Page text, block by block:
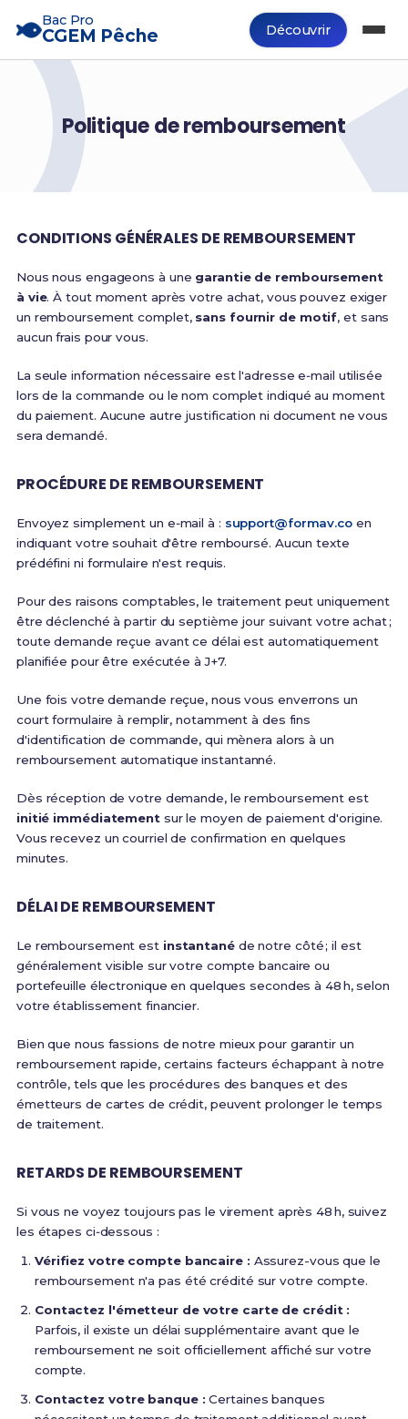
Bac Pro
CGEM Pêche Découvrir
Politique de remboursement
CONDITIONS GÉNÉRALES DE REMBOURSEMENT
Nous nous engageons à une garantie de remboursement
à vie. À tout moment après votre achat, vous pouvez exiger
un remboursement complet, sans fournir de motif, et sans
aucun frais pour vous.
La seule information nécessaire est l'adresse e‑mail utilisée
lors de la commande ou le nom complet indiqué au moment
du paiement. Aucune autre justification ni document ne vous
sera demandé.
PROCÉDURE DE REMBOURSEMENT
Envoyez simplement un e‑mail à : support@formav.coen
indiquant votre souhait d'être remboursé. Aucun texte
prédéfini ni formulaire n'est requis.
Pour des raisons comptables, le traitement peut uniquement
être déclenché à partir du septième jour suivant votre achat ;
toute demande reçue avant ce délai est automatiquement
planifiée pour être exécutée à J+7.
Une fois votre demande reçue, nous vous enverrons un
court formulaire à remplir, notamment à des fins
d'identification de commande, qui mènera alors à un
remboursement automatique instantanné.
Dès réception de votre demande, le remboursement est
initié immédiatement sur le moyen de paiement d'origine.
Vous recevez un courriel de confirmation en quelques
minutes.
DÉLAI DE REMBOURSEMENT
Le remboursement est instantanéde notre côté ; il est
généralement visible sur votre compte bancaire ou
portefeuille électronique en quelques secondes à 48 h, selon
votre établissement financier.
Bien que nous fassions de notre mieux pour garantir un
remboursement rapide, certains facteurs échappant à notre
contrôle, tels que les procédures des banques et des
émetteurs de cartes de crédit, peuvent prolonger le temps
de traitement.
RETARDS DE REMBOURSEMENT
Si vous ne voyez toujours pas le virement après 48 h, suivez
les étapes ci‑dessous :
Vérifiez votre compte bancaire : Assurez-vous que le
remboursement n'a pas été crédité sur votre compte.
Contactez l'émetteur de votre carte de crédit :
Parfois, il existe un délai supplémentaire avant que le
remboursement ne soit officiellement affiché sur votre
compte.
Contactez votre banque : Certaines banques